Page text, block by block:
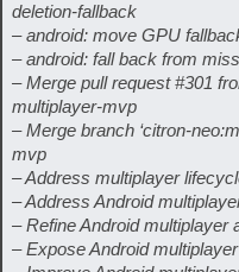
deletion-fallback
– android: move GPU
– android: fall back from
– Merge pull request #301
multiplayer-mvp
– Merge branch ‘citron-
mvp
– Address multiplayer
– Address Android
– Refine Android multiplayer
– Expose Android